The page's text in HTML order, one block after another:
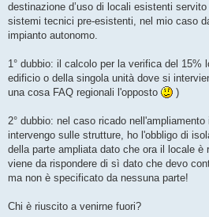
a
g
i
destinazione d’uso di locali esistenti servito
sistemi tecnici pre-esistenti, nel mio caso
impianto autonomo.
1° dubbio: il calcolo per la verifica del 15%
edificio o della singola unità dove si
una cosa FAQ regionali l'opposto
)
2° dubbio: nel caso ricado
intervengo sulle strutture, ho l'obbligo di
della parte ampliata dato che ora il locale è
viene da rispondere di sì dato che devo
ma non è specificato da nessuna parte!
Chi è riuscito a venirne fuori?